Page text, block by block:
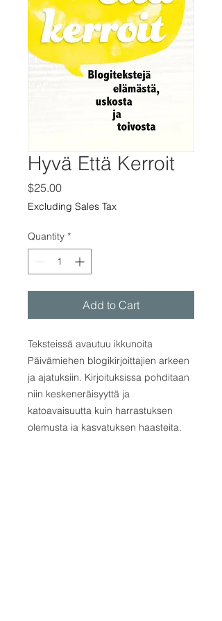
Hyvä Että Kerroit
$25.00Price
Excluding Sales Tax
Quantity *
Add to Cart
Teksteissä avautuu ikkunoita
Päivämiehen blogikirjoittajien arkeen
ja ajatuksiin. Kirjoituksissa pohditaan
niin keskeneräisyyttä ja
katoavaisuutta kuin harrastuksen
olemusta ja kasvatuksen haasteita.